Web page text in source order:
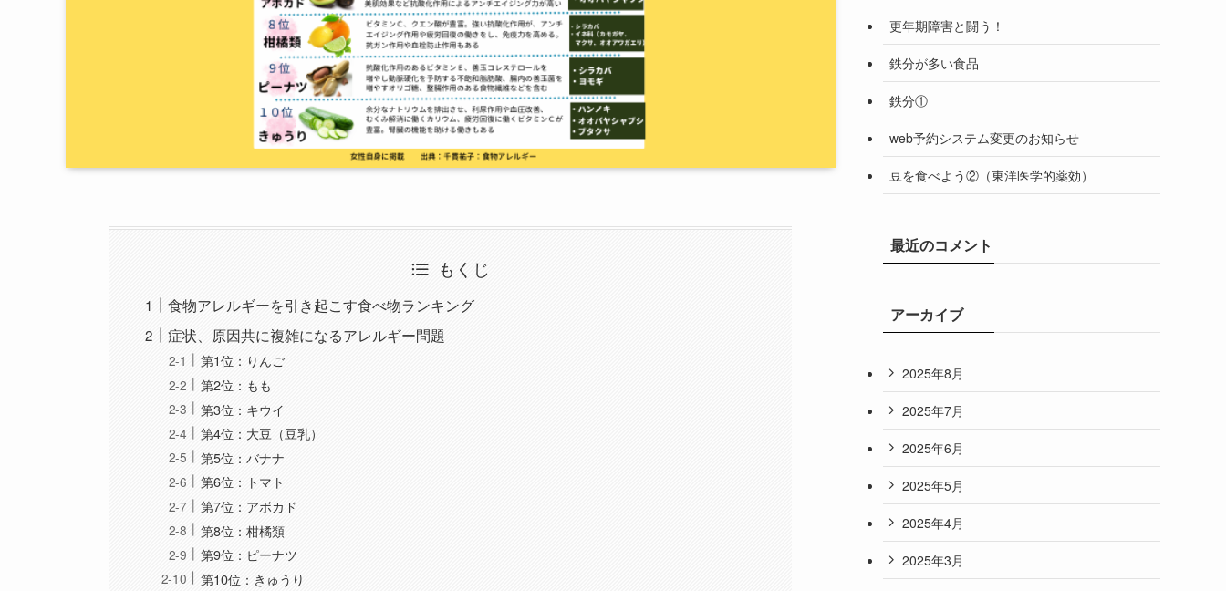
もくじ
食物アレルギーを引き起こす食べ物ランキング
症状、原因共に複雑になるアレルギー問題
第1位：りんご
第2位：もも
第3位：キウイ
第4位：大豆（豆乳）
第5位：バナナ
第6位：トマト
第7位：アボカド
第8位：柑橘類
第9位：ピーナツ
第10位：きゅうり
更年期障害と闘う！
鉄分が多い食品
鉄分①
web予約システム変更のお知らせ
豆を食べよう②（東洋医学的薬効）
最近のコメント
アーカイブ
2025年8月
2025年7月
2025年6月
2025年5月
2025年4月
2025年3月